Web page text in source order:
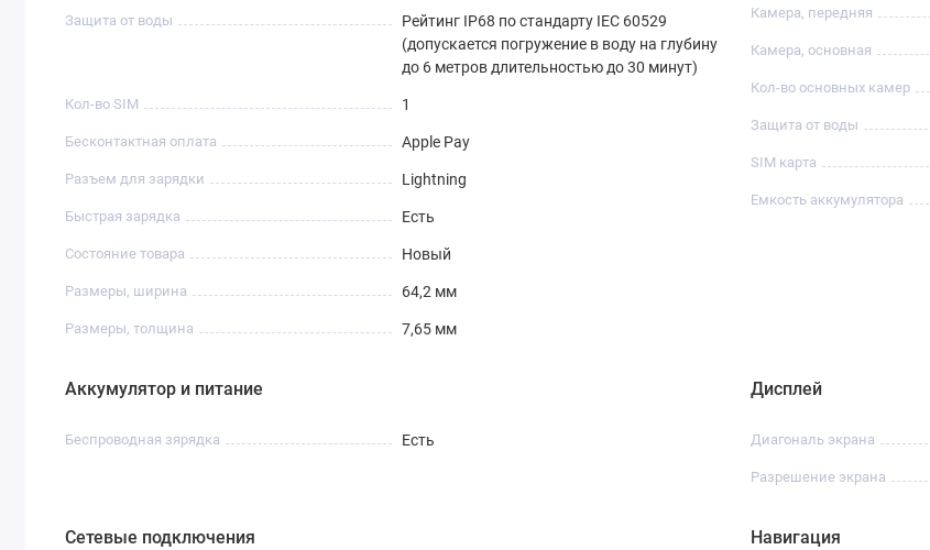
Защита от воды
Рейтинг IP68 по стандарту IEC 60529
(допускается погружение в воду на глубину
до 6 метров длительностью до 30 минут)
Кол-во SIM 1
Бесконтактная оплата Apple Pay
Разъем для зарядки Lightning
Быстрая зарядка Есть
Состояние товара Новый
Размеры, ширина 64,2 мм
Размеры, толщина 7,65 мм
Камера, передняя
Камера, основная
Кол-во основных камер
Защита от воды
SIM карта
Емкость аккумулятора
Аккумулятор и питание
Беспроводная зярядка Есть
Дисплей
Диагональ экрана
Разрешение экрана
Сетевые подключения Навигация